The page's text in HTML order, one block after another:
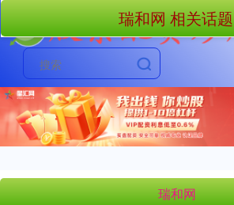
瑞和网
瑞和网 相关话题